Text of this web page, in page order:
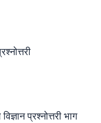
प्रश्नोत्तरी भाग